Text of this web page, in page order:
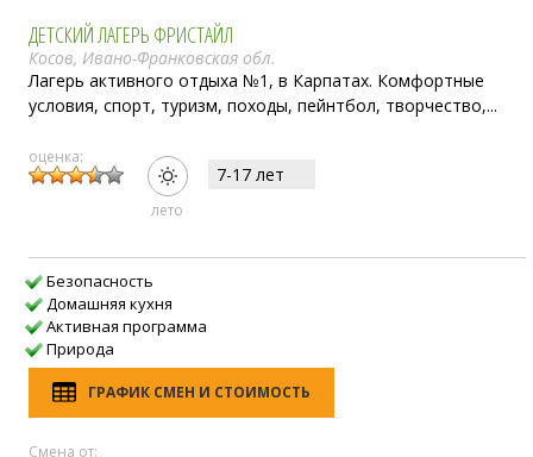
ДЕТСКИЙ ЛАГЕРЬ ФРИСТАЙЛ
Косов, Ивано-Франковская обл.
Лагерь активного отдыха №1, в Карпатах. Комфортные
условия, спорт, туризм, походы, пейнтбол, творчество,...
оценка:
лето
7-17 лет
Безопасность
Домашняя кухня
Активная программа
Природа
ГРАФИК СМЕН И СТОИМОСТЬ
Смена от: